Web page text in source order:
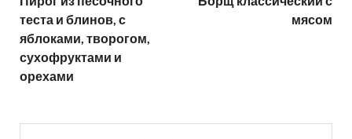
теста и блинов, с
яблоками, творогом,
сухофруктами и
орехами
мясом